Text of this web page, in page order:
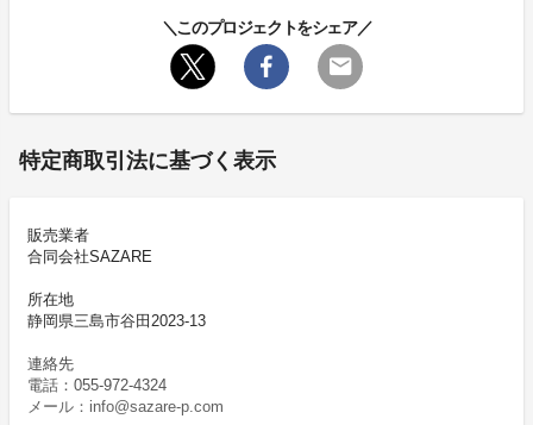
＼このプロジェクトをシェア／
特定商取引法に基づく表示
販売業者
合同会社SAZARE
所在地
静岡県三島市谷田2023-13
連絡先
電話：055-972-4324
メール：info@sazare-p.com